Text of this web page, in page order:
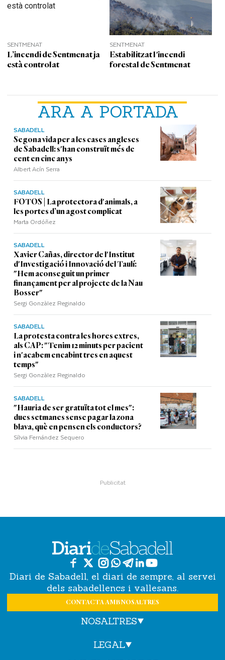
ARA A PORTADA
SABADELL
Segona vida per a les cases angleses
de Sabadell: s'han construït més de
cent en cinc anys
Albert Acín Serra
SABADELL
FOTOS | La protectora d'animals, a
les portes d’un agost complicat
Marta Ordóñez
SABADELL
Xavier Cañas, director de l'Institut
d'Investigació i Innovació del Taulí:
"Hem aconseguit un primer
finançament per al projecte de la Nau
Bosser"
Sergi Gonzàlez Reginaldo
SABADELL
La protesta contra les hores extres,
als CAP: "Tenim 12 minuts per pacient
i n'acabem encabint tres en aquest
temps"
Sergi Gonzàlez Reginaldo
SABADELL
"Hauria de ser gratuïta tot el mes":
dues setmanes sense pagar la zona
blava, què en pensen els conductors?
Sílvia Fernández Sequero
SENTMENAT
L’incendi de Sentmenat ja
està controlat
SENTMENAT
Estabilitzat l'incendi
forestal de Sentmenat
Diari de Sabadell, el diari de sempre, al servei
dels sabadellencs i vallesans.
CONTACTA AMB NOSALTRES
NOSALTRES
LEGAL